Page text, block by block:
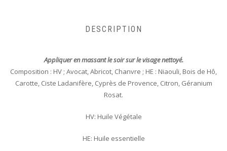
DESCRIPTION
Appliquer en massant le soir sur le visage nettoyé.
Composition : HV ; Avocat, Abricot, Chanvre ; HE : Niaouli, Bois de Hô,
Carotte, Ciste Ladanifère, Cyprès de Provence, Citron, Géranium
Rosat.
HV: Huile Végétale
HE: Huile essentielle